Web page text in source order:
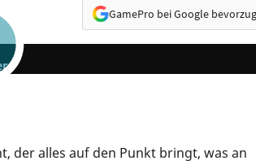
GamePro bei Google
der alles auf den Punkt bringt, was an